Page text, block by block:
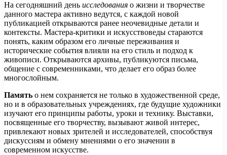
На сегодняшний день исследования о жизни и творчестве
данного мастера активно ведутся, с каждой новой
публикацией открываются ранее неочевидные детали и
контексты. Мастера-критики и искусствоведы стараются
понять, каким образом его личные переживания и
исторические события влияли на его стиль и подход к
живописи. Открываются архивы, публикуются письма,
общение с современниками, что делает его образ более
многослойным.
Память о нем сохраняется не только в художественной среде,
но и в образовательных учреждениях, где будущие художники
изучают его принципы работы, уроки и технику. Выставки,
посвященные его творчеству, вызывают живой интерес,
привлекают новых зрителей и исследователей, способствуя
дискуссиям и обмену мнениями о его значении в
современном искусстве.